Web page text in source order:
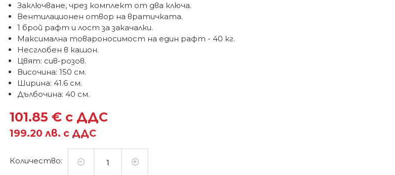
Заключване, чрез комплект от два ключа.
Вентилационен отвор на вратичката.
1 брой рафт и лост за закачалки.
Максимална товароносимост на един рафт - 40 кг.
Несглобен в кашон.
Цвят: сив-розов.
Височина: 150 см.
Ширина: 41.6 см.
Дълбочина: 40 см.
101.85 € с ДДС
199.20 лв. с ДДС
Количество: